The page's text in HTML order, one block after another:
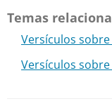
Temas
Versículos
Versículos